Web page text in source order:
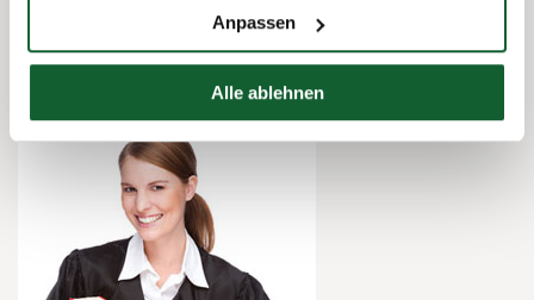
Anpassen
Alle ablehnen
06.03.2013 Wohnen & Vermieten Arbeit & Ausbildung
Arbeitszimmer einer Musikerin